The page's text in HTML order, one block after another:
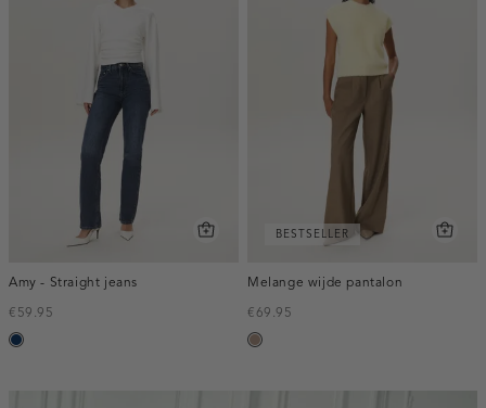
Amy - Straight jeans
€59.95
blauw,
dark
BESTSELLER
Melange wijde pantalon
€69.95
taupe,